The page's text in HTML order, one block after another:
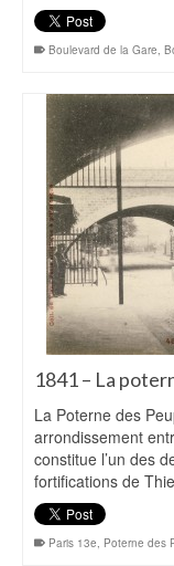
Boulevard de la Gare,
1841 – La
La Poterne des
arrondissement
constitue l’un des
fortifications de
Paris 13e, Poterne des